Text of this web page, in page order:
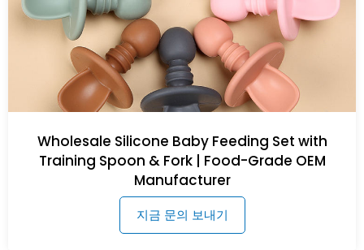
Wholesale Silicone Baby Feeding Set with
Training Spoon & Fork | Food-Grade OEM
Manufacturer
지금 문의 보내기